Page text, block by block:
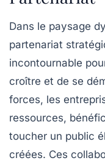
Dans le paysage
partenariat
incontournable
croître et de se
forces, les
ressources,
toucher un public
créées. Ces